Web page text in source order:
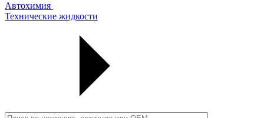
Автохимия
Технические жидкости